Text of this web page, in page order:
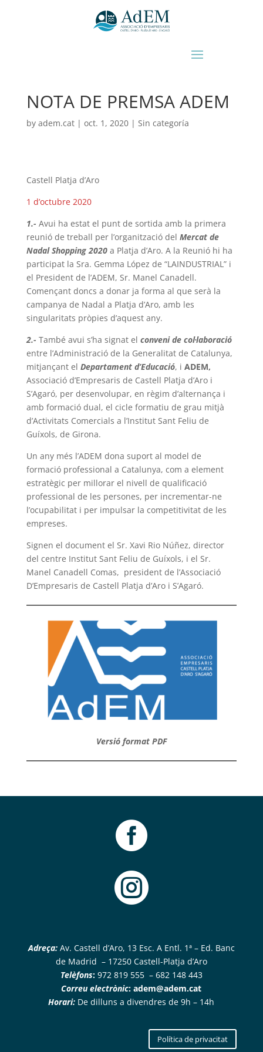
NOTA DE PREMSA ADEM
by adem.cat| oct. 1, 2020| Sin categoría
Castell Platja d’Aro
1 d’octubre 2020
1.- Avui ha estat el punt de sortida amb la primera
reunió de treball per l’organització del Mercat de
Nadal Shopping 2020a Platja d’Aro. A la Reunió hi ha
participat la Sra. Gemma López de “LAINDUSTRIAL” i
el President de l’ADEM, Sr. Manel Canadell.
Començant doncs a donar ja forma al que serà la
campanya de Nadal a Platja d’Aro, amb les
singularitats pròpies d’aquest any.
2.- També avui s’ha signat el conveni de col·laboració
entre l’Administració de la Generalitat de Catalunya,
mitjançant el Departament d’Educació, i ADEM,
Associació d’Empresaris de Castell Platja d’Aro i
S’Agaró, per desenvolupar, en règim d’alternança i
amb formació dual, el cicle formatiu de grau mitjà
d’Activitats Comercials a l’Institut Sant Feliu de
Guíxols, de Girona.
Un any més l’ADEM dona suport al model de
formació professional a Catalunya, com a element
estratègic per millorar el nivell de qualificació
professional de les persones, per incrementar-ne
l’ocupabilitat i per impulsar la competitivitat de les
empreses.
Signen el document el Sr. Xavi Rio Núñez, director
del centre Institut Sant Feliu de Guíxols, i el Sr.
Manel Canadell Comas, president de l’Associació
D’Empresaris de Castell Platja d’Aro i S’Agaró.
Versió format PDF


Adreça:Av. Castell d’Aro, 13 Esc. A Entl. 1ª – Ed. Banc
de Madrid – 17250 Castell-Platja d’Aro
Telèfons:972 819 555 – 682 148 443
Correu electrònic:adem@adem.cat
Horari: De dilluns a divendres de 9h – 14h
Política de privacitat